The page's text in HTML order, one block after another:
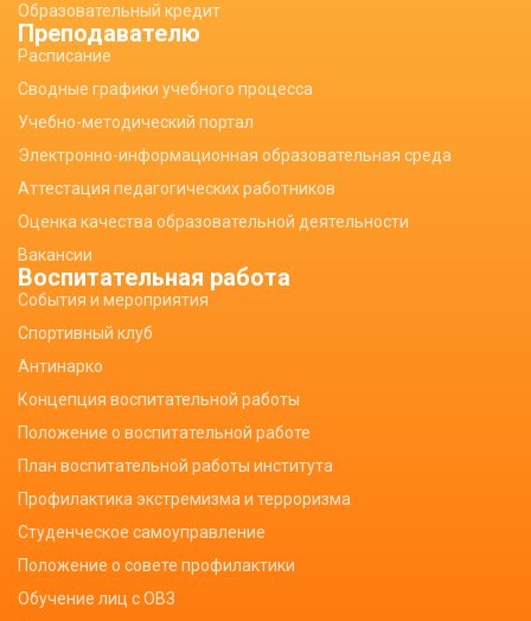
Образовательный кредит
Преподавателю
Расписание
Сводные графики учебного процесса
Учебно-методический портал
Электронно-информационная образовательная среда
Аттестация педагогических работников
Оценка качества образовательной деятельности
Вакансии
Воспитательная работа
События и мероприятия
Спортивный клуб
Антинарко
Концепция воспитательной работы
Положение о воспитательной работе
План воспитательной работы института
Профилактика экстремизма и терроризма
Студенческое самоуправление
Положение о совете профилактики
Обучение лиц с ОВЗ